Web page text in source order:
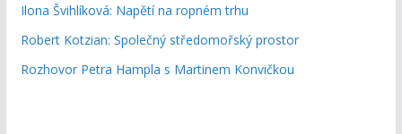
Ilona Švihlíková: Napětí na ropném trhu
Robert Kotzian: Společný středomořský prostor
Rozhovor Petra Hampla s Martinem Konvičkou